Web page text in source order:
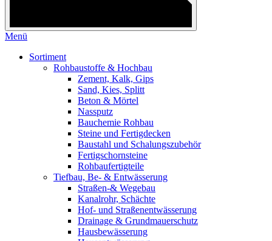
Menü
Sortiment
Rohbaustoffe & Hochbau
Zement, Kalk, Gips
Sand, Kies, Splitt
Beton & Mörtel
Nassputz
Bauchemie Rohbau
Steine und Fertigdecken
Baustahl und Schalungszubehör
Fertigschornsteine
Rohbaufertigteile
Tiefbau, Be- & Entwässerung
Straßen-& Wegebau
Kanalrohr, Schächte
Hof- und Straßenentwässerung
Drainage & Grundmauerschutz
Hausbewässerung